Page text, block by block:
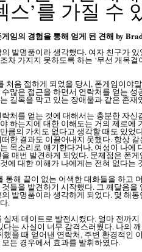
스’를 가질 수
게임의 경험을 통해 얻게 된 견해 by
발명품이라 생각했다. 여자 친구가
차 가지지 못하도록 하는 ‘무선 개목걸
처음 접하게 되었을 당시, 폰게임이야
많은 접근을 하면서 연락처를 얻는
길목을 막고 있는 장애물과 같은 존재
처를 얻는 것에 대해서는 충분한 자
하는지에 대한 이해도는 거의 제로에
큼의 가치도 없다고 생각할 때도 있었
한 결과도 이끌어내지 못했다. 항상
목소리로 얘기한다거나, 여성이 나에
매번 발견하게 되었다. 문제점은 폰
에 대한 이해가 나에게는 전혀 없다는
통해 끝이 없는 어색한 대화들을 하고
들을 발견하기 시작했다. 그 깨달음
발명품이라 생각하게 되었다. 몇 해
.
실제 데이트로 발전시켰다. 얼마 전까
는 사실이 너무 감격스러웠다. 나의
을 때 얻어낸 연락처, 주변 환경적인
든 경우에서 효과를 발휘하였다.